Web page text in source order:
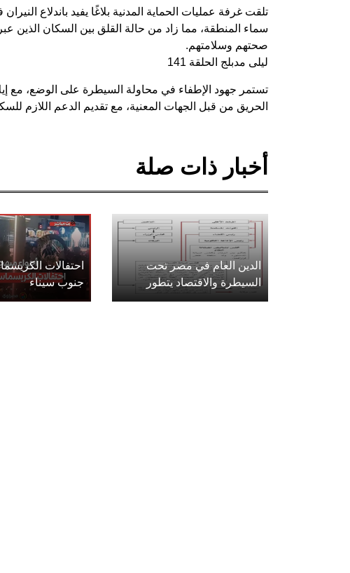
تلقت غرفة عمليات الحماية المدنية بلاغًا يفيد باندلاع
سماء المنطقة، مما زاد من حالة القلق بين السكان الذين
صحتهم وسلامتهم.
ليلى مدبلج الحلقة 141
تستمر جهود الإطفاء في محاولة السيطرة على الوضع، مع
الحريق من قبل الجهات المعنية، مع تقديم الدعم اللازم
أخبار ذات صلة
الدين العام في مصر تحت
السيطرة والاقتصاد يتطور
احتفالات
جنوب سيناء